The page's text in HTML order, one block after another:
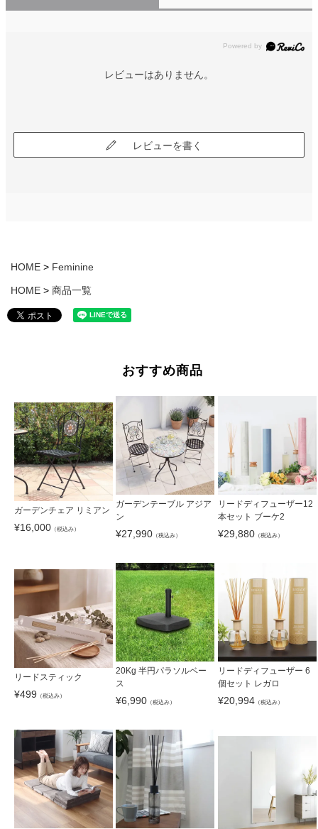
レビューはありません。
レビューを書く
HOME Feminine
HOME 商品一覧
おすすめ商品
ガーデンチェア リミアン
¥16,000 （税込み）
ガーデンテーブル アジア
ン
¥27,990 （税込み）
リードディフューザー12
本セット ブーケ2
¥29,880（税込み）
リードスティック
¥499 （税込み）
20Kg 半円パラソルベー
ス
¥6,990 （税込み）
リードディフューザー 6
個セット レガロ
¥20,994（税込み）